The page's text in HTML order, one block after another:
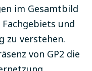
im Gesamtbild
und
zu verstehen.
von GP2 die